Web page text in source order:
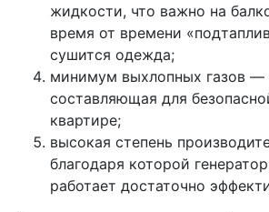
жидкости, что важно на
время от времени
сушится одежда;
минимум выхлопных газов —
составляющая для
квартире;
высокая степень
благодаря которой
работает достаточно